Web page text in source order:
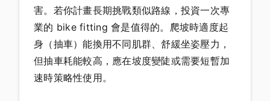
害。若你計畫長期挑戰類似路線，投資一次專
業的 bike fitting 會是值得的。爬坡時適度起
身（抽車）能換用不同肌群、舒緩坐姿壓力，
但抽車耗能較高，應在坡度變陡或需要短暫加
速時策略性使用。